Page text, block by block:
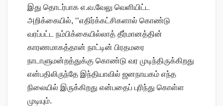
இது தொடர்பாக எ.வ.வேலு வெளியிட்ட
அறிக்கையில், ‘‘எதிர்க்கட்சிகளால் கொண்டு
வரப்பட்ட நம்பிக்கையில்லாத் தீர்மானத்தின்
காரணமாகத்தான் நாட்டின் பிரதமரை
நாடாளுமன்றத்துக்கு கொண்டு வர முடிந்திருக்கிறது
என்பதிலிருந்தே இந்தியாவில் ஜனநாயகம் எந்த
நிலையில் இருக்கிறது என்பதைப் புரிந்து கொள்ள
முடியும்.